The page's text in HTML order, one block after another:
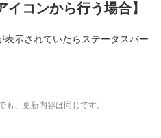
イコンから行う場合】
表示されていたらステータスバー
、更新内容は同じです。